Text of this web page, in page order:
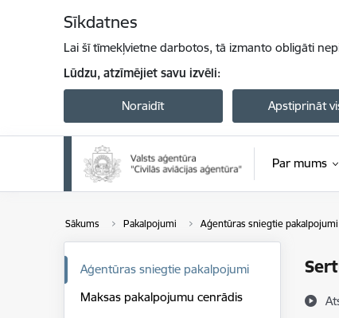
Sīkdatnes
Lai šī tīmekļvietne darbotos, tā izmanto obligāti
Lūdzu, atzīmējiet savu izvēli:
Noraidīt Apstiprināt
Par mums
Sākums Pakalpojumi Aģentūras sniegtie pakalpojumi
Aģentūras sniegtie pakalpojumi
Maksas pakalpojumu cenrādis